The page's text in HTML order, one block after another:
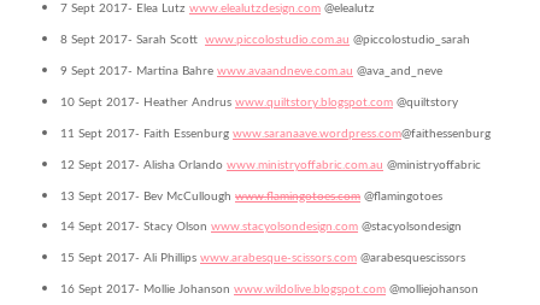
7 Sept 2017- Elea Lutz www.elealutzdesign.com @elealutz
8 Sept 2017- Sarah Scott www.piccolostudio.com.au @piccolostudio_sarah
9 Sept 2017- Martina Bahre www.avaandneve.com.au @ava_and_neve
10 Sept 2017- Heather Andrus www.quiltstory.blogspot.com @quiltstory
11 Sept 2017- Faith Essenburg www.saranaave.wordpress.com@faithessenburg
12 Sept 2017- Alisha Orlando www.ministryoffabric.com.au @ministryoffabric
13 Sept 2017- Bev McCullough www.flamingotoes.com @flamingotoes
14 Sept 2017- Stacy Olson www.stacyolsondesign.com @stacyolsondesign
15 Sept 2017- Ali Phillips www.arabesque-scissors.com @arabesquescissors
16 Sept 2017- Mollie Johanson www.wildolive.blogspot.com @molliejohanson